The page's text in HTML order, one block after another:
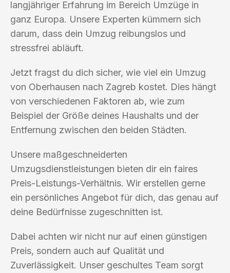
langjähriger Erfahrung im Bereich Umzüge in
ganz Europa. Unsere Experten kümmern sich
darum, dass dein Umzug reibungslos und
stressfrei abläuft.
Jetzt fragst du dich sicher, wie viel ein Umzug
von Oberhausen nach Zagreb kostet. Dies hängt
von verschiedenen Faktoren ab, wie zum
Beispiel der Größe deines Haushalts und der
Entfernung zwischen den beiden Städten.
Unsere maßgeschneiderten
Umzugsdienstleistungen bieten dir ein faires
Preis-Leistungs-Verhältnis. Wir erstellen gerne
ein persönliches Angebot für dich, das genau auf
deine Bedürfnisse zugeschnitten ist.
Dabei achten wir nicht nur auf einen günstigen
Preis, sondern auch auf Qualität und
Zuverlässigkeit. Unser geschultes Team sorgt